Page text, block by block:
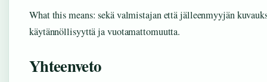
What this means: sekä valmistajan että jälleenmyyjän
käytännöllisyyttä ja vuotamattomuutta.
Yhteenveto